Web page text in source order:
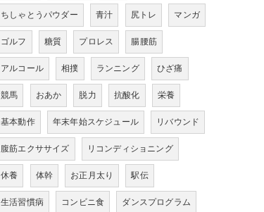
ちしゃとうパウダー 青汁 尻トレ マンガ
ゴルフ 糖質 プロレス 腸腰筋
アルコール 相撲 ランニング ひざ痛
競馬 おあか 脱力 抗酸化 栄養
基本動作 年末年始スケジュール リバウンド
腹筋エクササイズ リコンディショニング
休養 体幹 お正月太り 駅伝
生活習慣病 コンビニ食 ダンスプログラム